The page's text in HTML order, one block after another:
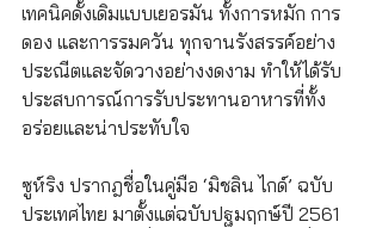
เทคนิคดั้งเดิมแบบเยอรมัน ทั้งการหมัก การ
ดอง และการรมควัน ทุกจานรังสรรค์อย่าง
ประณีตและจัดวางอย่างงดงาม ทำให้ได้รับ
ประสบการณ์การรับประทานอาหารที่ทั้ง
อร่อยและน่าประทับใจ
ซูห์ริง ปรากฎชื่อในคู่มือ ‘มิชลิน ไกด์’ ฉบับ
ประเทศไทย มาตั้งแต่ฉบับปฐมฤกษ์ปี 2561